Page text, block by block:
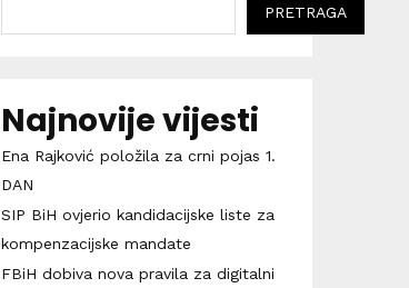
PRETRAGA
Najnovije vijesti
Ena Rajković položila za crni pojas 1.
DAN
SIP BiH ovjerio kandidacijske liste za
kompenzacijske mandate
FBiH dobiva nova pravila za digitalni